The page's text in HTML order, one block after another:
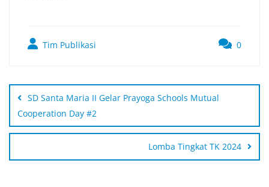
Tim Publikasi 0
SD Santa Maria II Gelar Prayoga Schools Mutual
Cooperation Day #2
Lomba Tingkat TK 2024